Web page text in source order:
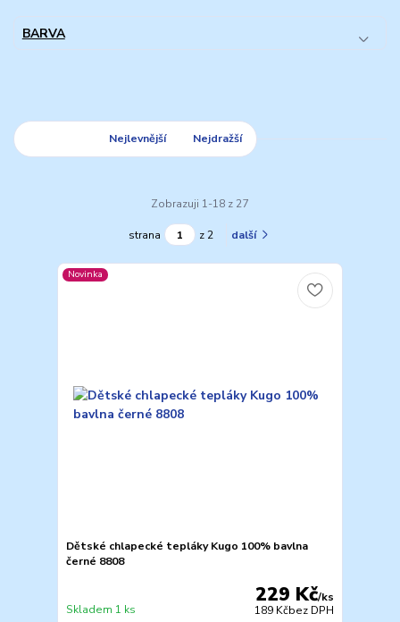
BARVA
Nejlevnější Nejdražší
Zobrazuji 1-18 z 27
strana z 2 další
Novinka
Dětské chlapecké tepláky Kugo 100% bavlna
černé 8808
229 Kč/ks
189 Kčbez DPH
Skladem 1 ks